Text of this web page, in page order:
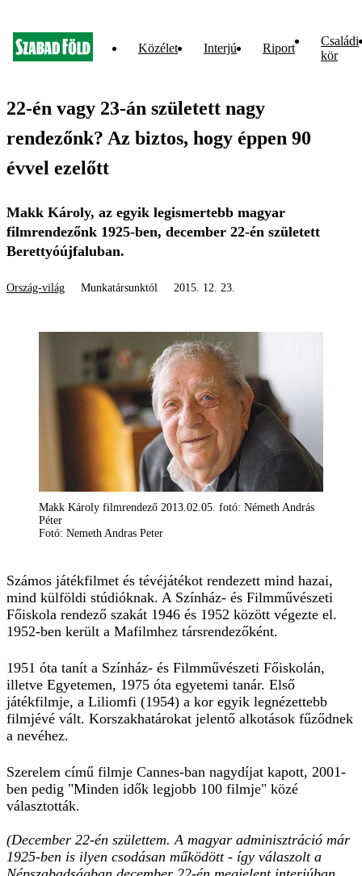
Közélet Interjú Riport
Családi
kör
22-én vagy 23-án született nagy
rendezőnk? Az biztos, hogy éppen 90
évvel ezelőtt
Makk Károly, az egyik legismertebb magyar
filmrendezőnk 1925-ben, december 22-én született
Berettyóújfaluban.
Ország-világ Munkatársunktól 2015. 12. 23.
Makk Károly filmrendező 2013.02.05. fotó: Németh András
Péter
Fotó: Nemeth Andras Peter
Számos játékfilmet és tévéjátékot rendezett mind hazai,
mind külföldi stúdióknak. A Színház- és Filmművészeti
Főiskola rendező szakát 1946 és 1952 között végezte el.
1952-ben került a Mafilmhez társrendezőként.
1951 óta tanít a Színház- és Filmművészeti Főiskolán,
illetve Egyetemen, 1975 óta egyetemi tanár. Első
játékfilmje, a Liliomfi (1954) a kor egyik legnézettebb
filmjévé vált. Korszakhatárokat jelentő alkotások fűződnek
a nevéhez.
Szerelem című filmje Cannes-ban nagydíjat kapott, 2001-
ben pedig "Minden idők legjobb 100 filmje" közé
választották.
(December 22-én születtem. A magyar adminisztráció már
1925-ben is ilyen csodásan működött - így válaszolt a